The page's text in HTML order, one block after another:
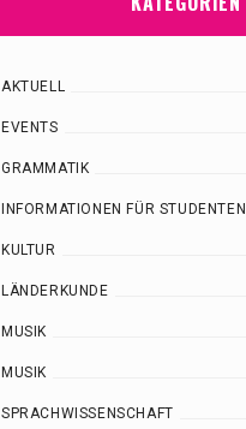
AKTUELL
EVENTS
GRAMMATIK
INFORMATIONEN FÜR STUDENTEN
KULTUR
LÄNDERKUNDE
MUSIK
MUSIK
SPRACHWISSENSCHAFT